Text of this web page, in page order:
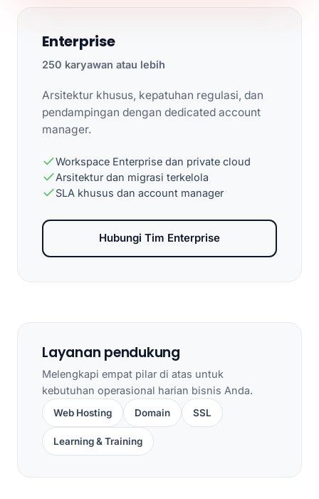
Enterprise
250 karyawan atau lebih
Arsitektur khusus, kepatuhan regulasi, dan
pendampingan dengan dedicated account
manager.
Workspace Enterprise dan private cloud
Arsitektur dan migrasi terkelola
SLA khusus dan account manager
Hubungi Tim Enterprise
Layanan pendukung
Melengkapi empat pilar di atas untuk
kebutuhan operasional harian bisnis Anda.
Web Hosting Domain SSL
Learning & Training